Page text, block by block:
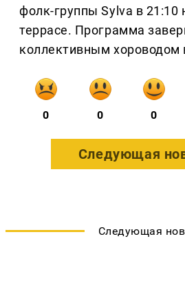
фолк-группы Sylva в 21:10
террасе. Программа
коллективным хороводом
0 0 0
Следующая
Следующая